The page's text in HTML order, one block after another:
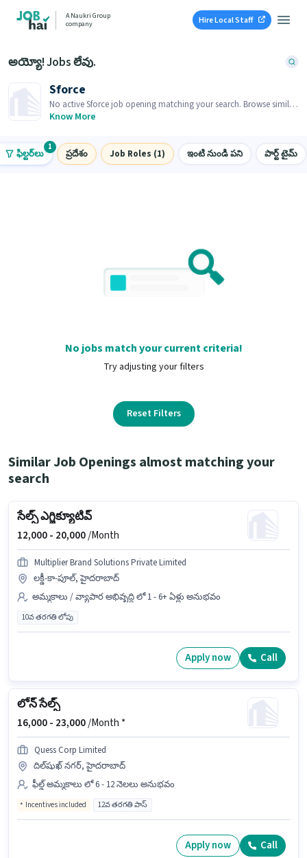
A Naukri Group
company
Hire Local Staff
అయ్యో! Jobs లేవు.
Sforce
No active Sforce job opening matching your search. Browse similar
job openings below.
Know More
ఫిల్టర్‌లు
1
ప్రదేశం Job Roles (1) ఇంటి నుండి పని పార్ట్ టైమ్
No jobs match your current criteria!
Try adjusting your filters
Reset Filters
Similar Job Openings almost matching your
search
సేల్స్ ఎగ్జిక్యూటివ్
12,000 - 20,000/Month
Multiplier Brand Solutions Private Limited
లక్డీ-కా-పూల్, హైదరాబాద్
అమ్మకాలు / వ్యాపార అభివృద్ధి లో 1 - 6+ ఏళ్లు అనుభవం
10వ తరగతి లోపు
Apply now Call
లోన్ సేల్స్
16,000 - 23,000/Month *
Quess Corp Limited
దిల్‌షుఖ్ నగర్, హైదరాబాద్
ఫీల్డ్ అమ్మకాలు లో 6 - 12 నెలలు అనుభవం
Incentives included 12వ తరగతి పాస్
Apply now Call